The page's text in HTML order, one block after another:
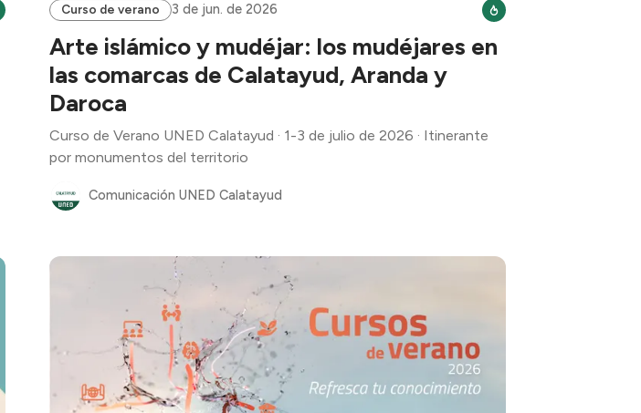
Curso de verano 3 de jun. de 2026
Arte islámico y mudéjar: los mudéjares en
las comarcas de Calatayud, Aranda y
Daroca
Curso de Verano UNED Calatayud · 1-3 de julio de 2026 · Itinerante
por monumentos del territorio
Comunicación UNED Calatayud